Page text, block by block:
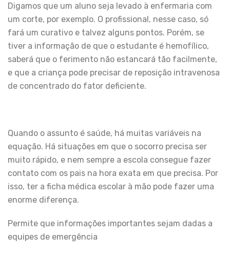
Digamos que um aluno seja levado à enfermaria com
um corte, por exemplo. O profissional, nesse caso, só
fará um curativo e talvez alguns pontos. Porém, se
tiver a informação de que o estudante é hemofílico,
saberá que o ferimento não estancará tão facilmente,
e que a criança pode precisar de reposição intravenosa
de concentrado do fator deficiente.
Quando o assunto é saúde, há muitas variáveis na
equação. Há situações em que o socorro precisa ser
muito rápido, e nem sempre a escola consegue fazer
contato com os pais na hora exata em que precisa. Por
isso, ter a ficha médica escolar à mão pode fazer uma
enorme diferença.
Permite que informações importantes sejam dadas a
equipes de emergência